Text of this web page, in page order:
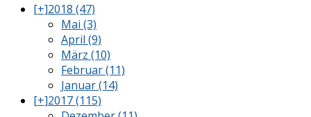
[+]2018 (47)
Mai (3)
April (9)
März (10)
Februar (11)
Januar (14)
[+]2017 (115)